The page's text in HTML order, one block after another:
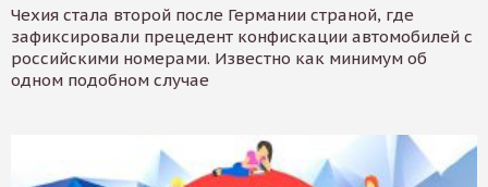
Чехия стала второй после Германии страной, где
зафиксировали прецедент конфискации автомобилей с
российскими номерами. Известно как минимум об
одном подобном случае